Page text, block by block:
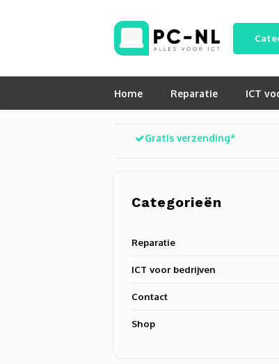
Home Reparatie ICT
Gratis verzending*
Categorieën
Reparatie
ICT voor bedrijven
Contact
Shop